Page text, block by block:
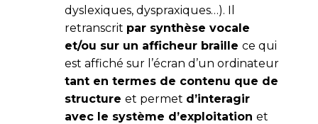
dyslexiques, dyspraxiques…). Il
retranscrit par synthèse vocale
et/ou sur un afficheur braille ce qui
est affiché sur l’écran d’un ordinateur
tant en termes de contenu que de
structure et permet d’interagir
avec le système d’exploitation et